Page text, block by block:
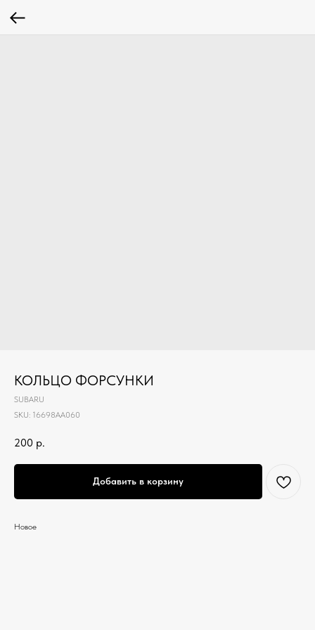
КОЛЬЦО ФОРСУНКИ
SUBARU
SKU: 16698AA060
200 р.
Добавить в корзину
Новое